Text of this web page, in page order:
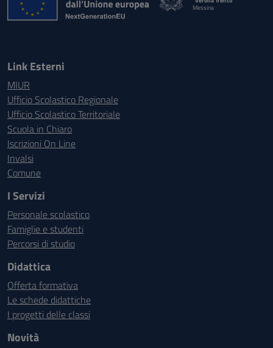
Messina
Link Esterni
MIUR
Ufficio Scolastico Regionale
Ufficio Scolastico Territoriale
Scuola in Chiaro
Iscrizioni On Line
Invalsi
Comune
I Servizi
Personale scolastico
Famiglie e studenti
Percorsi di studio
Didattica
Offerta formativa
Le schede didattiche
I progetti delle classi
Novità